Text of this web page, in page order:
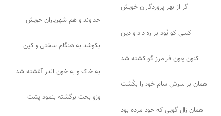
گر از بهر پروردگاران خویش
خداوند و هم شهریاران خویش
کسی کو بُوَد بر ره داد و دین
بکوشد به هنگام سختی و کین
کنون چون فرامرز گو کشته شد
به خاک و به خون اندر آغشته شد
همان بر سرش سام خود را بکُشت
وزو بخت برگشته بنمود پشت
همان زال گویی که خود مرده بود